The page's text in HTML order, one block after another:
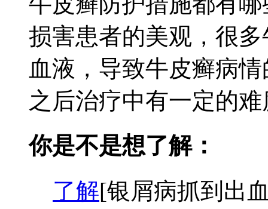
损害患者的美观，很
血液，导致牛皮癣病
之后治疗中有一定的
你是不是想了解：
了解[银屑病抓到出